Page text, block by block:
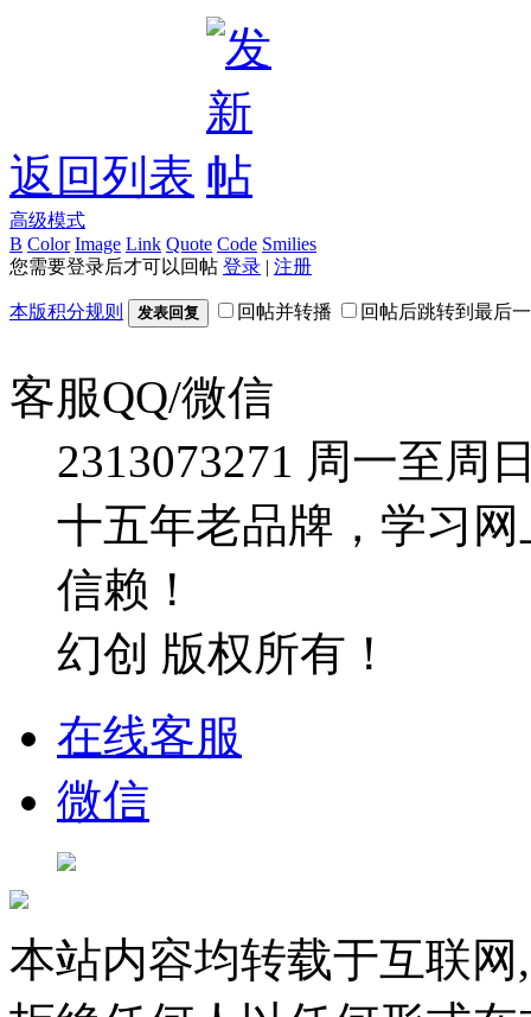
返回列表
高级模式
B Color Image Link Quote Code Smilies
您需要登录后才可以回帖 登录 | 注册
本版积分规则 发表回复 回帖并转播 回帖后跳转到最后
客服QQ/微信
2313073271 周一至周
十五年老品牌，学习
信赖！
幻创 版权所有！
在线客服
微信
本站内容均转载于互联